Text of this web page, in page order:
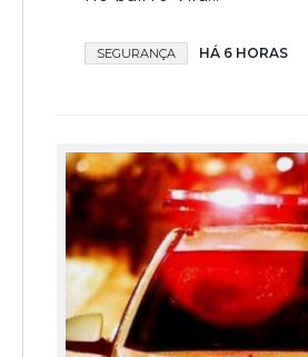
SEGURANÇA HÁ 6 HORAS